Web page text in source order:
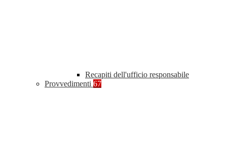
Recapiti dell'ufficio responsabile
Provvedimenti 67